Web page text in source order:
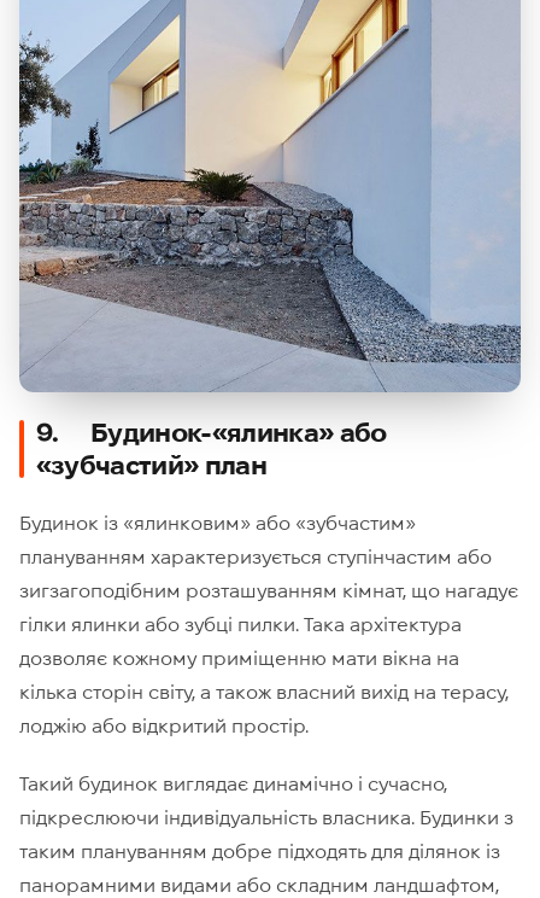
9. Будинок-«ялинка» або
«зубчастий» план
Будинок із «ялинковим» або «зубчастим»
плануванням характеризується ступінчастим або
зигзагоподібним розташуванням кімнат, що нагадує
гілки ялинки або зубці пилки. Така архітектура
дозволяє кожному приміщенню мати вікна на
кілька сторін світу, а також власний вихід на терасу,
лоджію або відкритий простір.
Такий будинок виглядає динамічно і сучасно,
підкреслюючи індивідуальність власника. Будинки з
таким плануванням добре підходять для ділянок із
панорамними видами або складним ландшафтом,